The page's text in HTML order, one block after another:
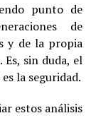
punto de
de
y de la propia
sin duda, el
la seguridad.
estos análisis